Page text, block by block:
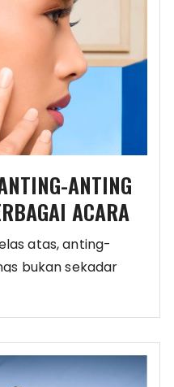
ANTING
ACARA
atas, anting-
bukan sekadar
anting berlian